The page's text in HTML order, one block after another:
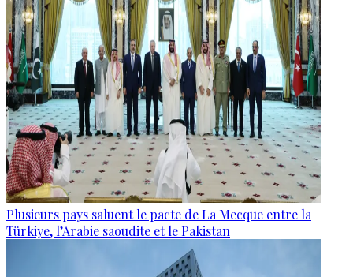
Plusieurs pays saluent le pacte de La Mecque entre la
Türkiye, l’Arabie saoudite et le Pakistan